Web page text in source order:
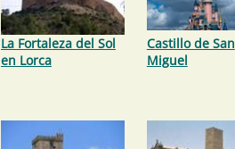
La Fortaleza del Sol
en Lorca
Castillo de San
Miguel